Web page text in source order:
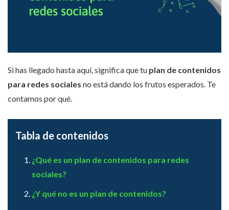
Si has llegado hasta aquí, significa que tu plan de contenidos
para redes sociales no está dando los frutos esperados. Te
contamos por qué.
Tabla de contenidos
¿Qué es un plan de contenidos para redes
sociales?
¿Y qué no es un plan de contenidos?